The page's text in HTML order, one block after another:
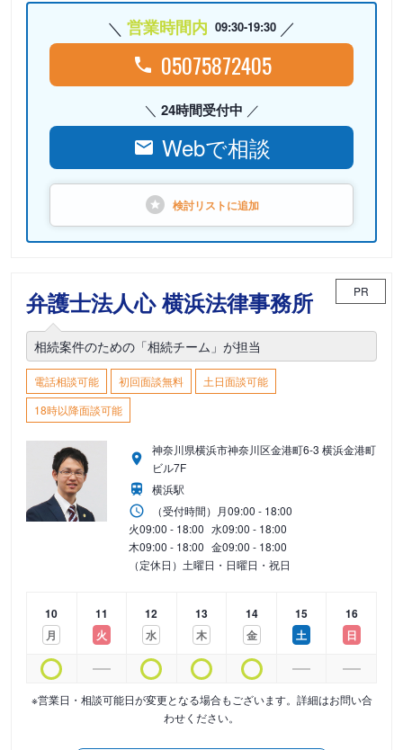
営業時間内 09:30-19:30
05075872405
24時間受付中
Webで相談
検討リストに追加
弁護士法人心 横浜法律事務所 PR
相続案件のための「相続チーム」が担当
電話相談可能 初回面談無料
土日面談可能
18時以降面談可能
神奈川県横浜市神奈川区金港町6-3 横浜金港町
ビル7F
横浜駅
（受付時間） 月09:00 - 18:00
火09:00 - 18:00 水09:00 - 18:00
木09:00 - 18:00 金09:00 - 18:00
（定休日）土曜日・日曜日・祝日
10
月
11
火
12
水
13
木
14
金
15
土
16
日
※営業日・相談可能日が変更となる場合もございます。詳細はお問い合
わせください。